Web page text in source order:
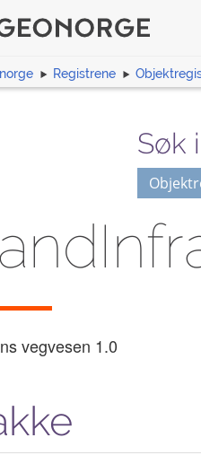
Registrene
Søk
vegvesen 1.0